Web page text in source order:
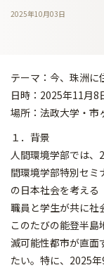
2025年10月03日
テーマ：今、珠洲に
日時：2025年11月8
場所：法政大学・市
１．背景
人間環境学部では、
間環境学部特別セミ
の日本社会を考える
職員と学生が共に社
このたびの能登半島
滅可能性都市が直面
たい。特に、2025